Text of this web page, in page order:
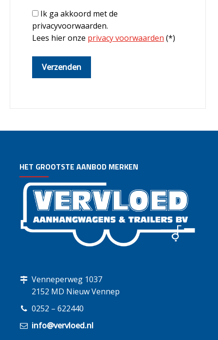
Ik ga akkoord met de
privacyvoorwaarden.
Lees hier onze privacy voorwaarden (*)
HET GROOTSTE AANBOD MERKEN
Venneperweg 1037
2152 MD Nieuw Vennep
0252 – 622440
info@vervloed.nl